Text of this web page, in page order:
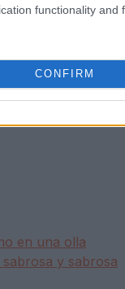
functionality and
CONFIRM
en una olla
y sabrosa